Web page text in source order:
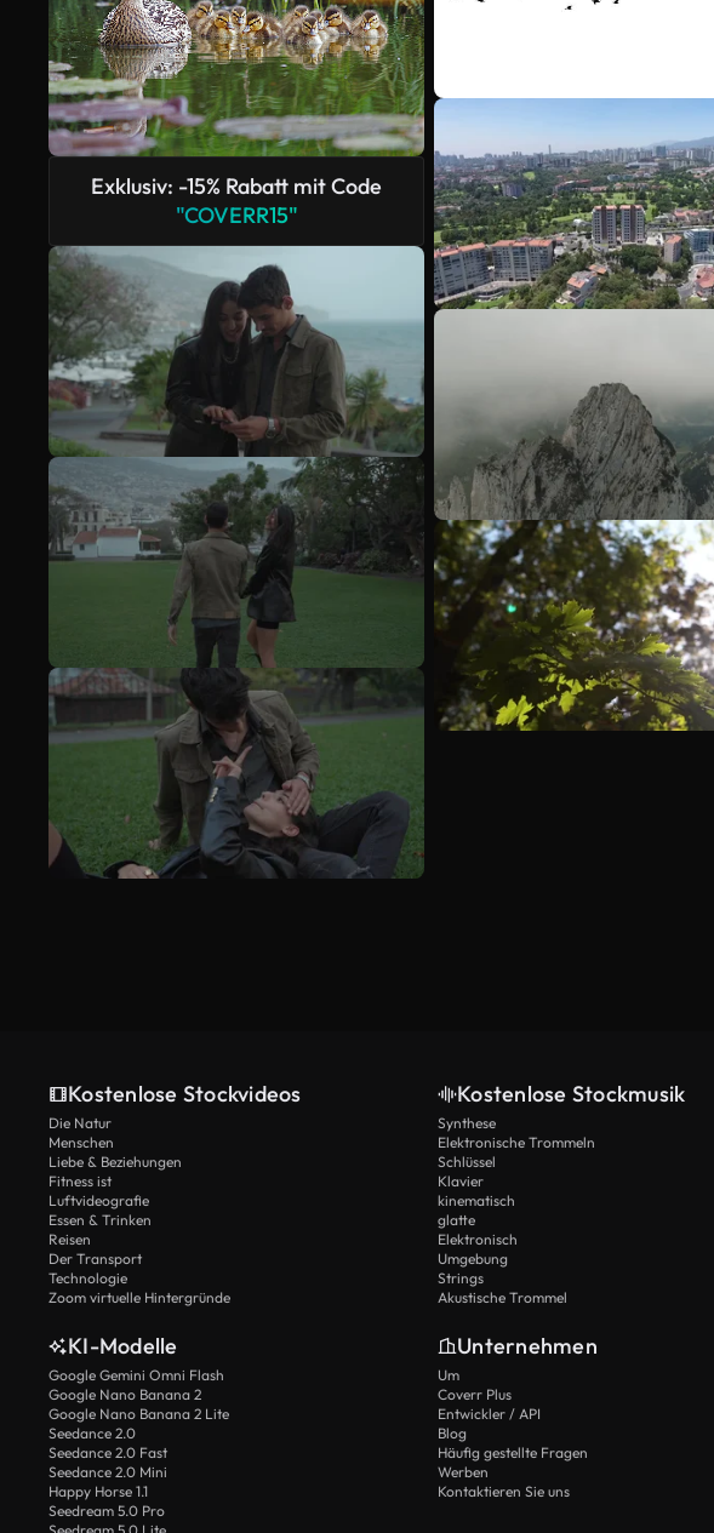
Exklusiv: -15% Rabatt mit Code
"COVERR15"
Kostenlose Stockvideos
Die Natur
Menschen
Liebe & Beziehungen
Fitness ist
Luftvideografie
Essen & Trinken
Reisen
Der Transport
Technologie
Zoom virtuelle Hintergründe
Kostenlose Stockmusik
Synthese
Elektronische Trommeln
Schlüssel
Klavier
kinematisch
glatte
Elektronisch
Umgebung
Strings
Akustische Trommel
KI-Modelle
Google Gemini Omni Flash
Google Nano Banana 2
Google Nano Banana 2 Lite
Seedance 2.0
Seedance 2.0 Fast
Seedance 2.0 Mini
Happy Horse 1.1
Seedream 5.0 Pro
Unternehmen
Um
Coverr Plus
Entwickler / API
Blog
Häufig gestellte Fragen
Werben
Kontaktieren Sie uns